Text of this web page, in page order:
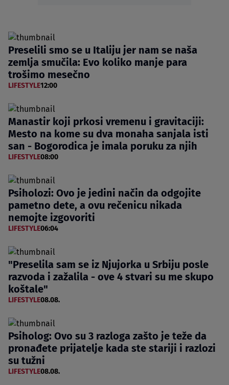
Preselili smo se u Italiju jer nam se naša
zemlja smučila: Evo koliko manje para
trošimo mesečno
LIFESTYLE12:00
Manastir koji prkosi vremenu i gravitaciji:
Mesto na kome su dva monaha sanjala isti
san - Bogorodica je imala poruku za njih
LIFESTYLE08:00
Psiholozi: Ovo je jedini način da odgojite
pametno dete, a ovu rečenicu nikada
nemojte izgovoriti
LIFESTYLE06:04
"Preselila sam se iz Njujorka u Srbiju posle
razvoda i zažalila - ove 4 stvari su me skupo
koštale"
LIFESTYLE08.08.
Psiholog: Ovo su 3 razloga zašto je teže da
pronađete prijatelje kada ste stariji i razlozi
su tužni
LIFESTYLE08.08.